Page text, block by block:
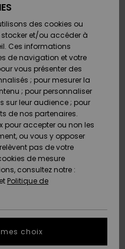
des cookies ou
et/ou accéder à
Ces informations
de navigation et votre
vous présenter des
; pour mesurer la
; pour personnaliser
sur leur audience ; pour
de nos partenaires.
pour accepter ou non les
ou vous y opposer
pas de votre
de mesure
consultez notre :
et Politique de
choix